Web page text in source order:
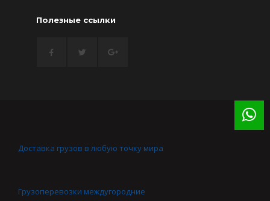
Полезные ссылки
Доставка грузов в любую точку мира
Грузоперевозки междугородние